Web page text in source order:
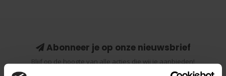
Abonneer je op onze nieuwsbrief
Blijf op de hoogte van alle acties die wij je aanbieden!